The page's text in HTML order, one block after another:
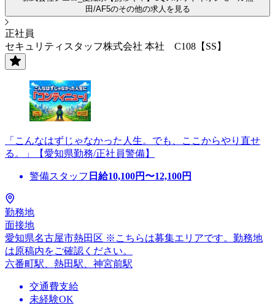
田/AF5のその他の求人を見る
正社員
セキュリティスタッフ株式会社 本社 C108【SS】
「こんなはずじゃなかった人生。でも、ここからやり直せ
る。」【愛知県勤務/正社員警備】
警備スタッフ 日給10,100円〜12,100円
勤務地
面接地
愛知県名古屋市熱田区 ※こちらは募集エリアです。勤務地
は原稿内をご確認ください。
六番町駅、熱田駅、神宮前駅
交通費支給
未経験OK